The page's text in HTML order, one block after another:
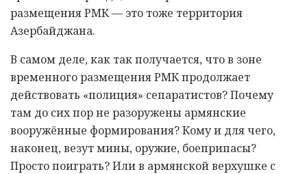
размещения РМК — это тоже территория
Азербайджана.
В самом деле, как так получается, что в зоне
временного размещения РМК продолжает
действовать «полиция» сепаратистов? Почему
там до сих пор не разоружены армянские
вооружённые формирования? Кому и для чего,
наконец, везут мины, оружие, боеприпасы?
Просто поиграть? Или в армянской верхушке с